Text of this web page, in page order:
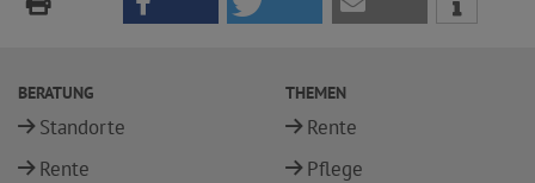
BERATUNG
Standorte
Rente
THEMEN
Rente
Pflege